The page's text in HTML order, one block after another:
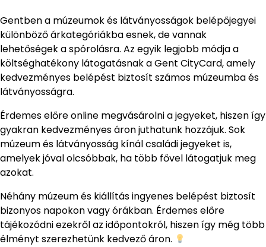
Gentben a múzeumok és látványosságok belépőjegyei
különböző árkategóriákba esnek, de vannak
lehetőségek a spórolásra. Az egyik legjobb módja a
költséghatékony látogatásnak a Gent CityCard, amely
kedvezményes belépést biztosít számos múzeumba és
látványosságra.
Érdemes előre online megvásárolni a jegyeket, hiszen így
gyakran kedvezményes áron juthatunk hozzájuk. Sok
múzeum és látványosság kínál családi jegyeket is,
amelyek jóval olcsóbbak, ha több fővel látogatjuk meg
azokat.
Néhány múzeum és kiállítás ingyenes belépést biztosít
bizonyos napokon vagy órákban. Érdemes előre
tájékozódni ezekről az időpontokról, hiszen így még több
élményt szerezhetünk kedvező áron.